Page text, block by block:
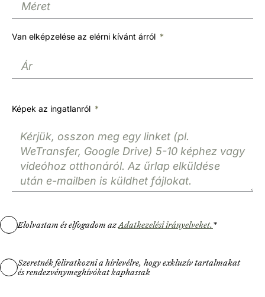
Van elképzelése az elérni kívánt árról
Képek az ingatlanról
Elolvastam és elfogadom azAdatkezelési irányelveket.*
Szeretnék feliratkozni a hírlevélre, hogy exkluzív tartalmakat
és rendezvénymeghívókat kaphassak